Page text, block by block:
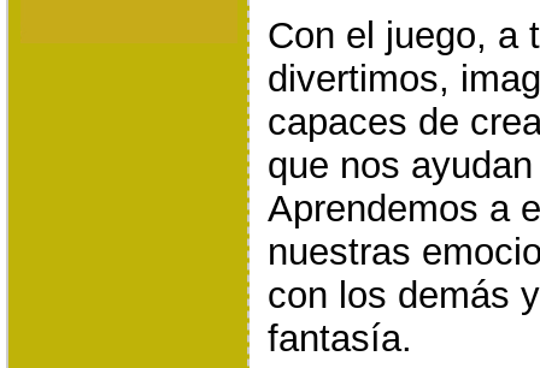
Con el juego, a
divertimos,
capaces de
que nos
Aprendemos a
nuestras
con los demás
fantasía.